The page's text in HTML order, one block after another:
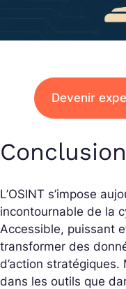
Devenir
Conclusion
L’OSINT s’impose
incontournable de la
Accessible, puissant
transformer des
d’action
dans les outils que